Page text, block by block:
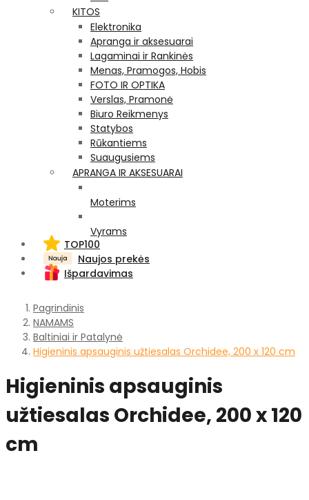
KITOS
Elektronika
Apranga ir aksesuarai
Lagaminai ir Rankinės
Menas, Pramogos, Hobis
FOTO IR OPTIKA
Verslas, Pramonė
Biuro Reikmenys
Statybos
Rūkantiems
Suaugusiems
APRANGA IR AKSESUARAI
Moterims
Vyrams
TOP100
Naujos prekės
Išpardavimas
Pagrindinis
NAMAMS
Baltiniai ir Patalynė
Higieninis apsauginis užtiesalas Orchidee, 200 x 120 cm
Higieninis apsauginis
užtiesalas Orchidee, 200 x 120
cm